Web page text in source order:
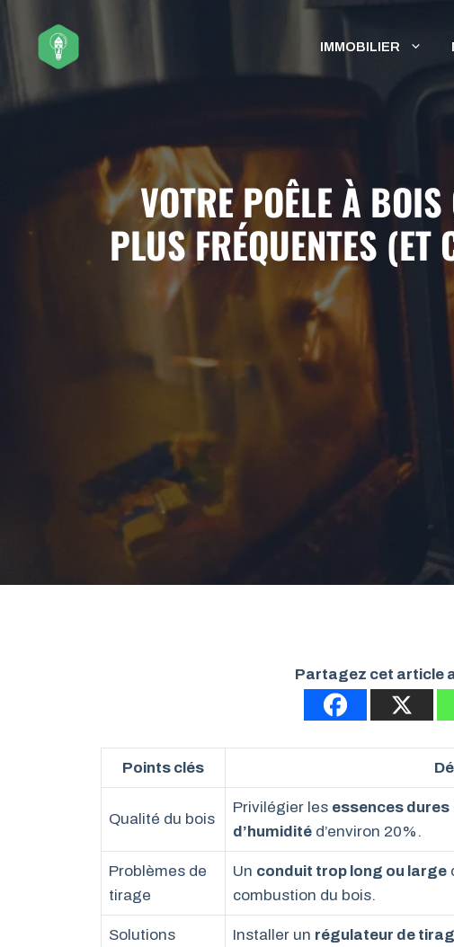
contenu
IMMOBILIER
VOTRE POÊLE À
PLUS FRÉQUENTES
Partagez cet article
Points clés
Qualité du bois
Privilégier les essences dures
d’humidité d’environ 20%.
Problèmes de
tirage
Un conduit trop long ou large
combustion du bois.
Solutions
Installer un régulateur de